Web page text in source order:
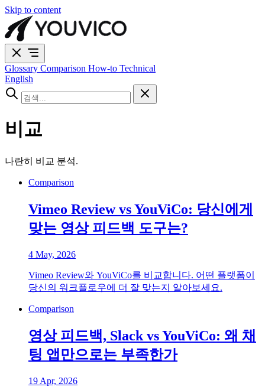
Skip to content
Glossary Comparison How-to Technical
English
비교
나란히 비교 분석.
Comparison
Vimeo Review vs YouViCo: 당신에게
맞는 영상 피드백 도구는?
4 May, 2026
Vimeo Review와 YouViCo를 비교합니다. 어떤 플랫폼이
당신의 워크플로우에 더 잘 맞는지 알아보세요.
Comparison
영상 피드백, Slack vs YouViCo: 왜 채
팅 앱만으로는 부족한가
19 Apr, 2026